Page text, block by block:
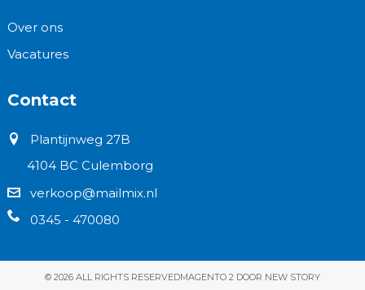
Over ons
Vacatures
Contact
Plantijnweg 27B
4104 BC Culemborg
verkoop@mailmix.nl
0345 - 470080
© 2026 ALL RIGHTS RESERVEDMAGENTO 2 DOOR NEW STORY